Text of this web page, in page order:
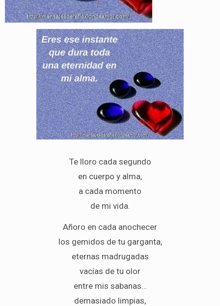
Te lloro cada segundo
en cuerpo y alma,
a cada momento
de mi vida.
Añoro en cada anochecer
los gemidos de tu garganta,
eternas madrugadas
vacías de tu olor
entre mis sabanas…
demasiado limpias,